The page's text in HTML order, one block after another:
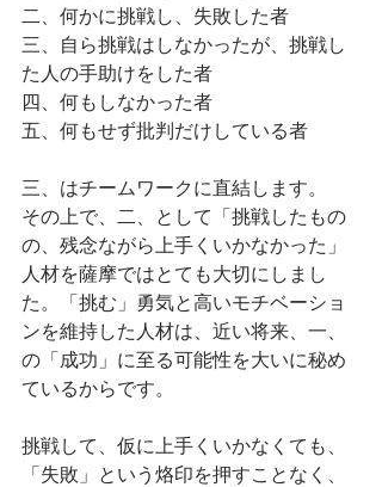
二、何かに挑戦し、失敗した者
三、自ら挑戦はしなかったが、挑戦し
た人の手助けをした者
四、何もしなかった者
五、何もせず批判だけしている者
三、はチームワークに直結します。
その上で、二、として「挑戦したもの
の、残念ながら上手くいかなかった」
人材を薩摩ではとても大切にしまし
た。「挑む」勇気と高いモチベーショ
ンを維持した人材は、近い将来、一、
の「成功」に至る可能性を大いに秘め
ているからです。
挑戦して、仮に上手くいかなくても、
「失敗」という烙印を押すことなく、